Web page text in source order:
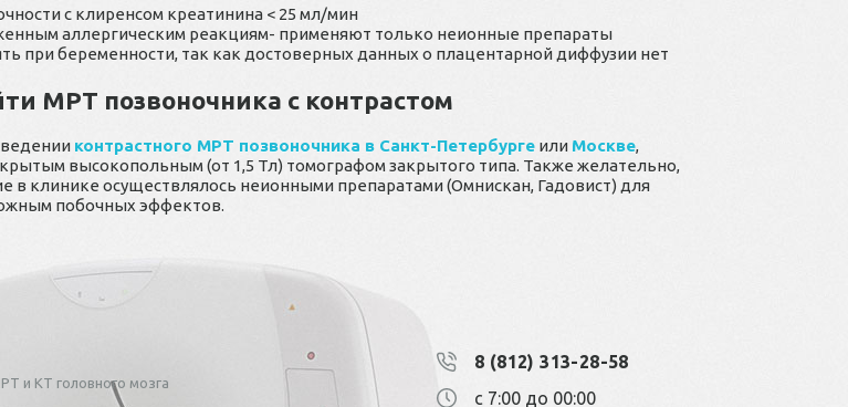
с клиренсом креатинина < 25 мл/мин
аллергическим реакциям- применяют только неионные препараты
при беременности, так как достоверных данных о плацентарной диффузии нет
МРТ позвоночника с контрастом
контрастного МРТ позвоночника в Санкт-Петербурге или Москве,
высокопольным (от 1,5 Тл) томографом закрытого типа. Также желательно,
в клинике осуществлялось неионными препаратами (Омнискан, Гадовист) для
побочных эффектов.
и КТ головного мозга
8 (812) 313-28-58
с 7:00 до 00:00